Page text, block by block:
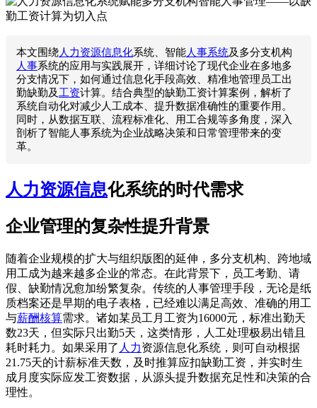
本文围绕人力资源信息化系统、智能人事系统及多分支机构
人事系统的应用与实践展开，详细讨论了现代企业在多地多
分支情况下，如何通过信息化手段高效、精准地管理员工出
勤缺勤及 工资计算。结合典型的缺勤工资计算案例，解析了
系统自动化对减少人工成本、提升数据准确性的重要作用。
同时，从数据互联、流程标准化、用工合规等多角度，深入
剖析了智能人事系统为企业战略决策和日常管理带来的变
革。
人力资源信息化系统的时代需求
企业管理的复杂性提升背景
随着企业规模的扩大与组织版图的延伸，多分支机构、跨地域
用工成为越来越多企业的常态。在此背景下，员工考勤、请
假、缺勤情况愈加纷繁复杂。传统的人事管理手段，无论是纸
质档案还是早期的电子表格，已经难以满足高效、准确的用工
与薪酬核算需求。诸如某员工月工资为16000元，标准出勤天
数23天，但实际只出勤5天，这类情形，人工处理极易出错且
耗时耗力。如果采用了 人力资源信息化系统，则可自动根据
21.75天的计薪标准天数，及时推算应扣缺勤工资，并实时生
成月度实际应发工资数据，从源头提升数据充足性和决策的合
理性。